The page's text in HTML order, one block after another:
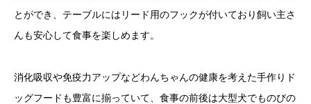
とができ、テーブルにはリード用のフックが付いており飼い主さ
んも安心して食事を楽しめます。
消化吸収や免疫力アップなどわんちゃんの健康を考えた手作りド
ッグフードも豊富に揃っていて、食事の前後は大型犬でものびの